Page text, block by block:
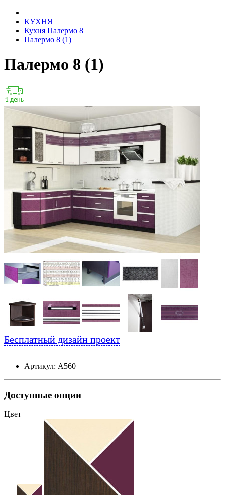
КУХНЯ
Кухня Палермо 8
Палермо 8 (1)
Палермо 8 (1)
Бесплатный дизайн проект
Артикул: А560
Доступные опции
Цвет